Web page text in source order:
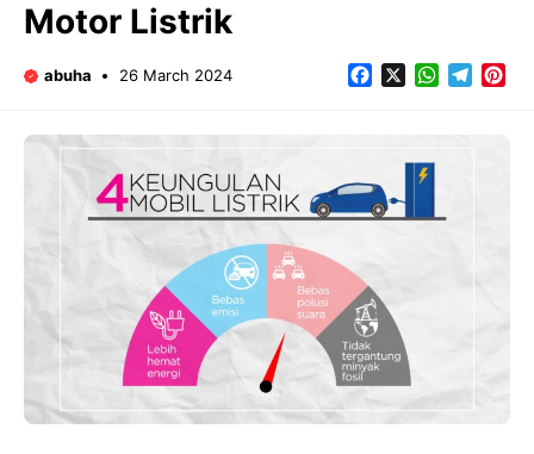
Motor Listrik
abuha 26 March 2024 FacebookWhatsApp